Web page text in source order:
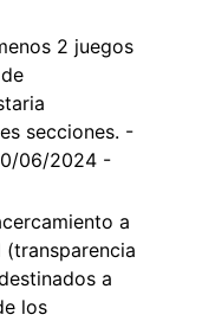
2 juegos
secciones. -
06/2024 -
a
a
los